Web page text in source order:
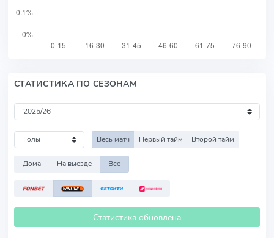
СТАТИСТИКА ПО СЕЗОНАМ
Весь матч Первый тайм Второй тайм
Дома На выезде Все
Статистика обновлена